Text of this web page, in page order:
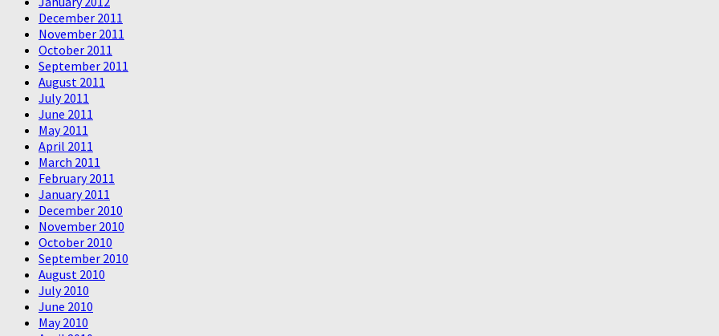
December 2011
November 2011
October 2011
September 2011
August 2011
July 2011
June 2011
May 2011
April 2011
March 2011
February 2011
January 2011
December 2010
November 2010
October 2010
September 2010
August 2010
July 2010
June 2010
May 2010